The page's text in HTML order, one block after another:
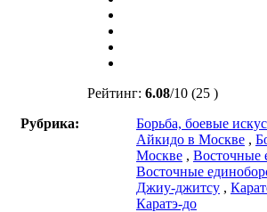
Рейтинг: 6.08/10 (25 )
Рубрика:
Борьба, боевые
Айкидо в Москве ,
Москве , Восточные
Восточные
Джиу-джитсу ,
Каратэ-до